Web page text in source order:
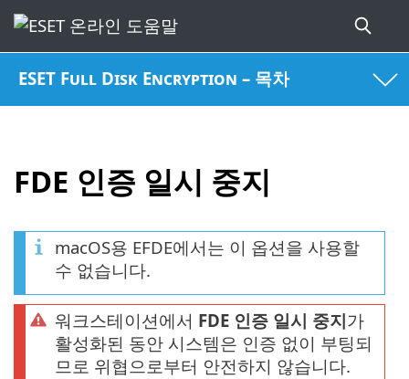
ESET Full Disk Encryption – 목차
FDE 인증 일시 중지
macOS용 EFDE에서는 이 옵션을 사용할
수 없습니다.
워크스테이션에서 FDE 인증 일시 중지가
활성화된 동안 시스템은 인증 없이 부팅되
므로 위협으로부터 안전하지 않습니다.